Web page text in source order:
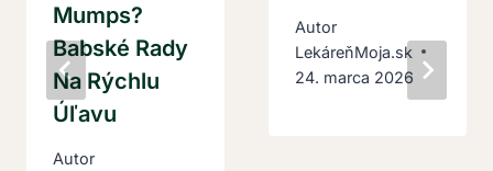
Mumps?
Babské Rady
Na Rýchlu
Úľavu
Autor
Autor
LekáreňMoja.sk
24. marca 2026